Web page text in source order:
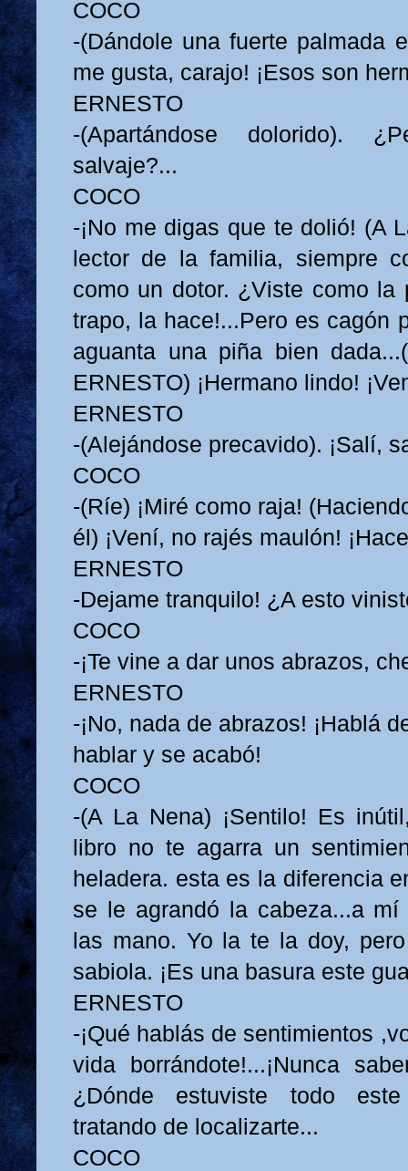
COCO
-(Dándole una fuerte palmada
me gusta, carajo! ¡Esos son
ERNESTO
-(Apartándose dolorido).
salvaje?...
COCO
-¡No me digas que te dolió! (A
lector de la familia, siempre
como un dotor. ¿Viste como la
trapo, la hace!...Pero es cagón
aguanta una piña bien
ERNESTO) ¡Hermano lindo!
ERNESTO
-(Alejándose precavido). ¡Salí,
COCO
-(Ríe) ¡Miré como raja!
él) ¡Vení, no rajés maulón!
ERNESTO
-Dejame tranquilo! ¿A esto
COCO
-¡Te vine a dar unos abrazos,
ERNESTO
-¡No, nada de abrazos! ¡Hablá
hablar y se acabó!
COCO
-(A La Nena) ¡Sentilo! Es
libro no te agarra un
heladera. esta es la diferencia
se le agrandó la cabeza...a mí
las mano. Yo la te la doy,
sabiola. ¡Es una basura este
ERNESTO
-¡Qué hablás de sentimientos
vida borrándote!...¡Nunca
¿Dónde estuviste todo este
tratando de localizarte...
COCO